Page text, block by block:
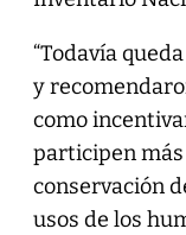
“Todavía
y
como
participen
conservación
usos de los